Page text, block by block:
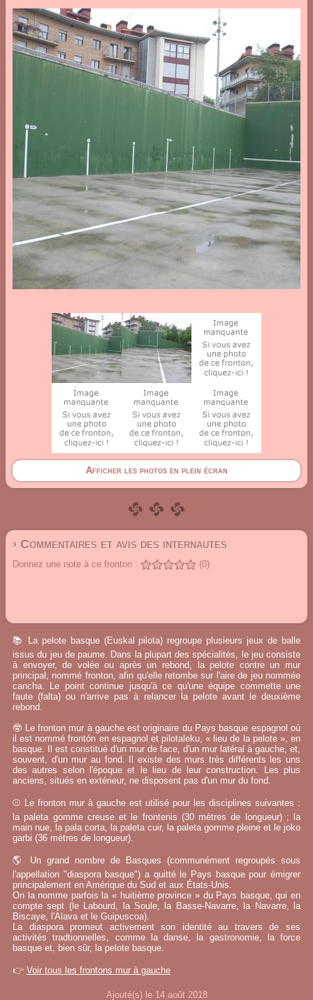
Afficher les photos en plein écran
› Commentaires et avis des internautes
Donnez une note à ce fronton : (0)
📚 La pelote basque (Euskal pilota) regroupe plusieurs jeux de balle
issus du jeu de paume. Dans la plupart des spécialités, le jeu consiste
à envoyer, de volée ou après un rebond, la pelote contre un mur
principal, nommé fronton, afin qu'elle retombe sur l'aire de jeu nommée
cancha. Le point continue jusqu'à ce qu'une équipe commette une
faute (falta) ou n'arrive pas à relancer la pelote avant le deuxième
rebond.
🤓 Le fronton mur à gauche est originaire du Pays basque espagnol où
il est nommé frontón en espagnol et pilotaleku, « lieu de la pelote », en
basque. Il est constitué d'un mur de face, d'un mur latéral à gauche, et,
souvent, d'un mur au fond. Il existe des murs très différents les uns
des autres selon l'époque et le lieu de leur construction. Les plus
anciens, situés en extérieur, ne disposent pas d'un mur du fond.
⚾ Le fronton mur à gauche est utilisé pour les disciplines suivantes :
la paleta gomme creuse et le frontenis (30 mètres de longueur) ; la
main nue, la pala corta, la paleta cuir, la paleta gomme pleine et le joko
garbi (36 mètres de longueur).
🌎 Un grand nombre de Basques (communément regroupés sous
l'appellation "diaspora basque") a quitté le Pays basque pour émigrer
principalement en Amérique du Sud et aux États-Unis.
On la nomme parfois la « huitième province » du Pays basque, qui en
compte sept (le Labourd, la Soule, la Basse-Navarre, la Navarre, la
Biscaye, l'Alava et le Guipuscoa).
La diaspora promeut activement son identité au travers de ses
activités tradtionnelles, comme la danse, la gastronomie, la force
basque et, bien sûr, la pelote basque.
👉 Voir tous les frontons mur à gauche
Ajouté(s) le 14 août 2018